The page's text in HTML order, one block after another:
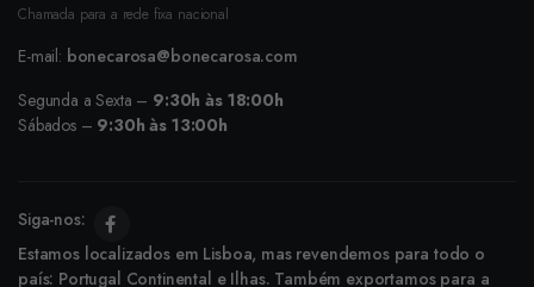
Chamada para a rede fixa nacional
E-mail: bonecarosa@bonecarosa.com
Segunda a Sexta – 9:30h às 18:00h
Sábados – 9:30h às 13:00h
Siga-nos:
Estamos localizados em Lisboa, mas revendemos para todo o
país: Portugal Continental e Ilhas. Também exportamos para a